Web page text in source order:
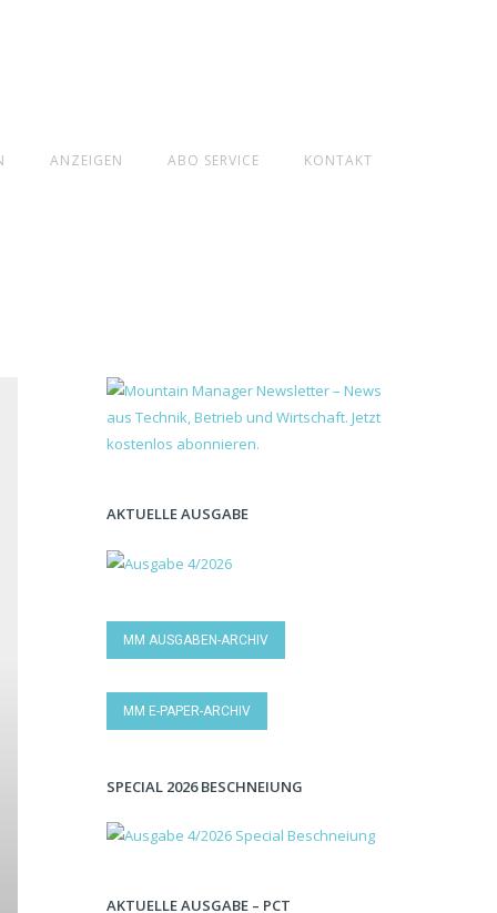
ANZEIGEN ABO SERVICE KONTAKT
AKTUELLE AUSGABE
MM AUSGABEN-ARCHIV
MM E-PAPER-ARCHIV
SPECIAL 2026 BESCHNEIUNG
AKTUELLE AUSGABE – PCT